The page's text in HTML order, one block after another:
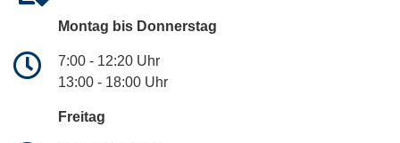
Montag bis Donnerstag
7:00 - 12:20 Uhr
13:00 - 18:00 Uhr
Freitag